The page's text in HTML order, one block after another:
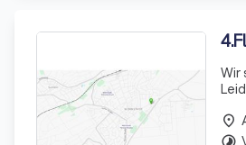
4.
Wir
place
timelapse